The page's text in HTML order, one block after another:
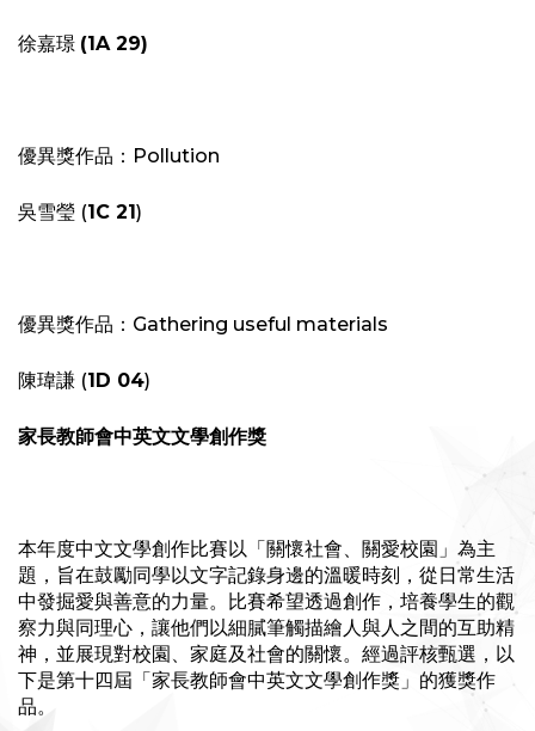
徐嘉璟 (1A 29)
優異獎作品：Pollution
吳雪瑩 (1C 21 )
優異獎作品：Gathering useful materials
陳瑋謙 (1D 04)
家長教師會中英文文學創作獎
本年度中文文學創作比賽以「關懷社會、關愛校園」為主
題，旨在鼓勵同學以文字記錄身邊的溫暖時刻，從日常生活
中發掘愛與善意的力量。比賽希望透過創作，培養學生的觀
察力與同理心，讓他們以細膩筆觸描繪人與人之間的互助精
神，並展現對校園、家庭及社會的關懷。經過評核甄選，以
下是第十四屆「家長教師會中英文文學創作獎」的獲獎作
品。